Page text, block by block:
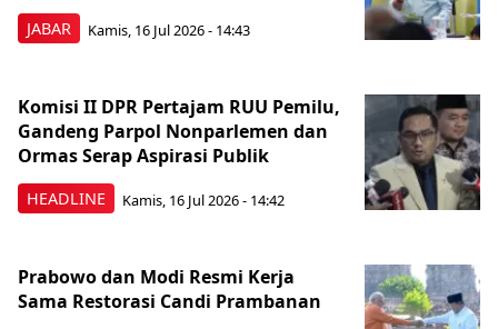
JABAR Kamis, 16 Jul 2026 - 14:43
HEADLINE
Komisi II DPR Pertajam RUU Pemilu,
Gandeng Parpol Nonparlemen dan
Ormas Serap Aspirasi Publik
Kamis, 16 Jul 2026 - 14:42
Prabowo dan Modi Resmi Kerja
Sama Restorasi Candi Prambanan